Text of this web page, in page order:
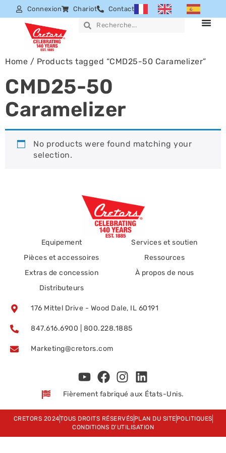
Connexion Chariot Contact
Home / Products tagged “CMD25-50 Caramelizer”
CMD25-50
Caramelizer
No products were found matching your
selection.
Equipement
Pièces et accessoires
Extras de concession
Distributeurs
Services et soutien
Ressources
À propos de nous
176 Mittel Drive - Wood Dale, IL 60191
847.616.6900 | 800.228.1885
Marketing@cretors.com
Fièrement fabriqué aux États-Unis.
CRETORS 2024TOUS DROITS RÉSERVÉS PLAN DU SITE POLITIQUES
CONDITIONS D'UTILISATION